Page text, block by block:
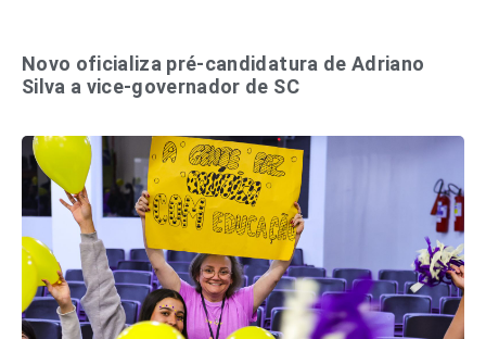
Novo oficializa pré-candidatura de Adriano
Silva a vice-governador de SC